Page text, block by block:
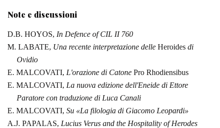
Note e discussioni
D.B. HOYOS, In Defence of CIL II 760
M. LABATE, Una recente interpretazione delle Heroides di
Ovidio
E. MALCOVATI, L'orazione di Catone Pro Rhodiensibus
E. MALCOVATI, La nuova edizione dell'Eneide di Ettore
Paratore con traduzione di Luca Canali
E. MALCOVATI, Su «La filologia di Giacomo Leopardi»
A.J. PAPALAS, Lucius Verus and the Hospitality of Herodes